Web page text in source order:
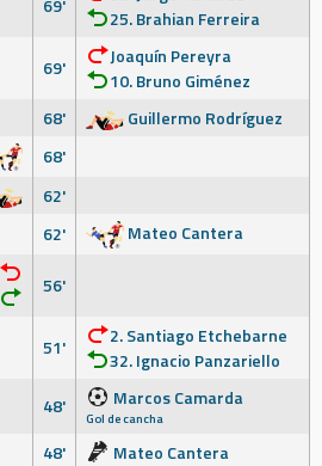
69'
25. Brahian Ferreira
69'
Joaquín Pereyra
10. Bruno Giménez
68'
Guillermo Rodríguez
68'
62'
62'
Mateo Cantera
56'
51'
2. Santiago Etchebarne
32. Ignacio Panzariello
48'
Marcos Camarda
Gol de cancha
48'
Mateo Cantera